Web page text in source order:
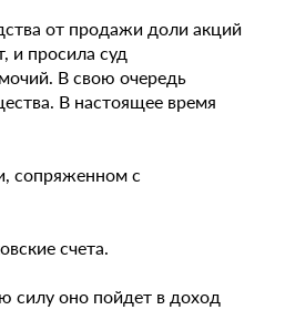
от продажи доли акций
и просила суд
В свою очередь
В настоящее время
сопряженном с
счета.
силу оно пойдет в доход